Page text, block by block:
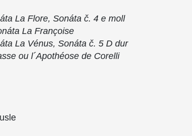
La Flore, Sonáta č. 4 e moll
La Françoise
La Vénus, Sonáta č. 5 D dur
ou l´Apothéose de Corelli